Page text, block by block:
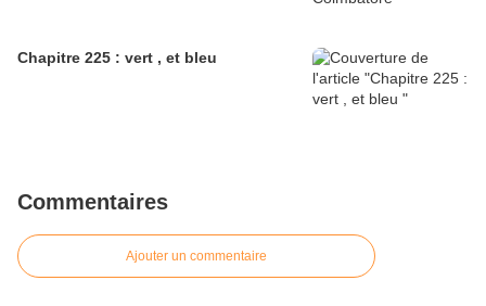
Chapitre 225 : vert , et bleu
Commentaires
Ajouter un commentaire